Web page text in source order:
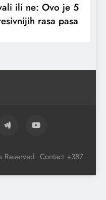
ili ne: Ovo je 5
rasa pasa
Contact +387